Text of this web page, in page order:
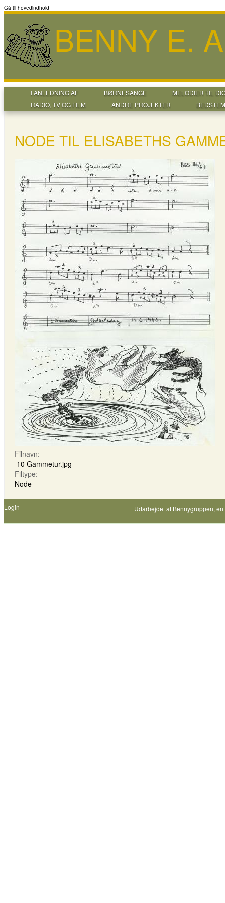
Gå til hovedindhold
BENNY E.
I ANLEDNING AF BØRNESANGE
MELODIER TIL
RADIO, TV OG FILM
ANDRE PROJEKTER
NODE TIL ELISABETHS
Filnavn:
10 Gammetur.jpg
Filtype:
Node
Login Udarbejdet af Bennygruppen,